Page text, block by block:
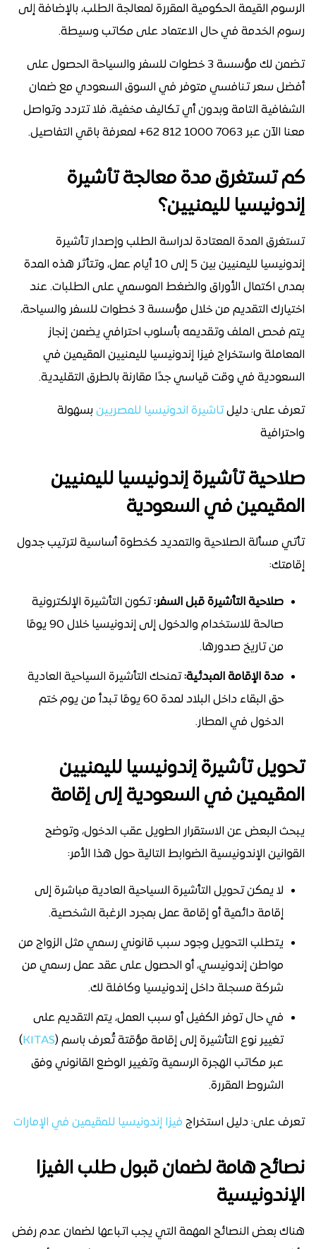
الرسوم القيمة الحكومية المقررة لمعالجة الطلب، بالإضافة إلى
رسوم الخدمة في حال الاعتماد على مكاتب وسيطة.
تضمن لك مؤسسة 3 خطوات للسفر والسياحة الحصول على
أفضل سعر تنافسي متوفر في السوق السعودي مع ضمان
الشفافية التامة وبدون أي تكاليف مخفية، فلا تتردد وتواصل
معنا الآن عبر 7063 1000 812 62+ لمعرفة باقي التفاصيل.
كم تستغرق مدة معالجة تأشيرة
إندونيسيا لليمنيين؟
تستغرق المدة المعتادة لدراسة الطلب وإصدار تأشيرة
إندونيسيا لليمنيين بين 5 إلى 10 أيام عمل، وتتأثر هذه المدة
بمدى اكتمال الأوراق والضغط الموسمي على الطلبات. عند
اختيارك التقديم من خلال مؤسسة 3 خطوات للسفر والسياحة،
يتم فحص الملف وتقديمه بأسلوب احترافي يضمن إنجاز
المعاملة واستخراج فيزا إندونيسيا لليمنيين المقيمين في
السعودية في وقت قياسي جدًا مقارنة بالطرق التقليدية.
تعرف على: دليلتاشيرة اندونيسيا للمصريين بسهولة
واحترافية
صلاحية تأشيرة إندونيسيا لليمنيين
المقيمين في السعودية
تأتي مسألة الصلاحية والتمديد كخطوة أساسية لترتيب جدول
إقامتك:
صلاحية التأشيرة قبل السفر:تكون التأشيرة الإلكترونية
صالحة للاستخدام والدخول إلى إندونيسيا خلال 90 يومًا
من تاريخ صدورها.
مدة الإقامة المبدئية:تمنحك التأشيرة السياحية العادية
حق البقاء داخل البلاد لمدة 60 يومًا تبدأ من يوم ختم
الدخول في المطار.
تحويل تأشيرة إندونيسيا لليمنيين
المقيمين في السعودية إلى إقامة
يبحث البعض عن الاستقرار الطويل عقب الدخول، وتوضح
القوانين الإندونيسية الضوابط التالية حول هذا الأمر:
لا يمكن تحويل التأشيرة السياحية العادية مباشرة إلى
إقامة دائمية أو إقامة عمل بمجرد الرغبة الشخصية.
يتطلب التحويل وجود سبب قانوني رسمي مثل الزواج من
مواطن إندونيسي، أو الحصول على عقد عمل رسمي من
شركة مسجلة داخل إندونيسيا وكافلة لك.
في حال توفر الكفيل أو سبب العمل، يتم التقديم على
تغيير نوع التأشيرة إلى إقامة مؤقتة تُعرف باسم (KITAS
)
عبر مكاتب الهجرة الرسمية وتغيير الوضع القانوني وفق
الشروط المقررة.
تعرف على: دليل استخراج فيزا إندونيسيا للمقيمين في الإمارات
نصائح هامة لضمان قبول طلب الفيزا
الإندونيسية
هناك بعض النصائح المهمة التي يجب اتباعها لضمان عدم رفض